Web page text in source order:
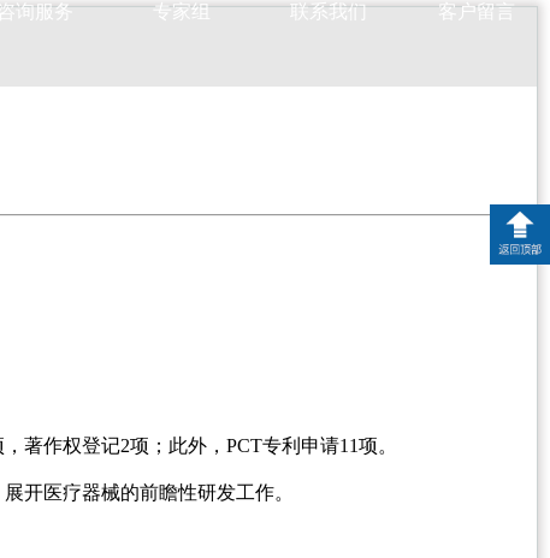
询服务 专家组 联系我们 客户留言
著作权登记2项；此外，PCT专利申请11项。
开医疗器械的前瞻性研发工作。